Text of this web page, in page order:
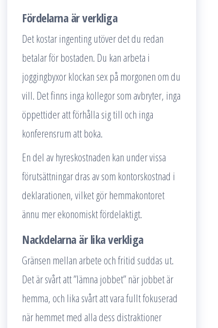
Fördelarna är verkliga
Det kostar ingenting utöver det du redan
betalar för bostaden. Du kan arbeta i
joggingbyxor klockan sex på morgonen om du
vill. Det finns inga kollegor som avbryter, inga
öppettider att förhålla sig till och inga
konferensrum att boka.
En del av hyreskostnaden kan under vissa
förutsättningar dras av som kontorskostnad i
deklarationen, vilket gör hemmakontoret
ännu mer ekonomiskt fördelaktigt.
Nackdelarna är lika verkliga
Gränsen mellan arbete och fritid suddas ut.
Det är svårt att ”lämna jobbet” när jobbet är
hemma, och lika svårt att vara fullt fokuserad
när hemmet med alla dess distraktioner